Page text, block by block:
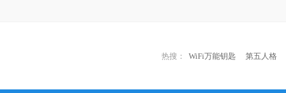
热搜： WiFi万能钥匙 第五人格